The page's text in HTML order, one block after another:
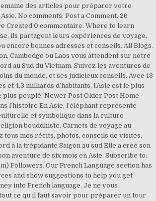
des articles pour préparer votre
No comments: Post a Comment. 26
Created 0 commentaire. Where to learn
ils partagent leurs expériences de voyage,
encore bonnes adresses et conseils. All Blogs.
Cambodge ou Laos vous attendent sur notre
au Sud du Vietnam. Suivez les aventures de
du monde, et ses judicieux conseils. Avec 43
et 4,3 milliards d’habitants, l’Asie est le plus
plus peuplé. Newer Post Older Post Home.
l’histoire En Asie, l’éléphant représente
et symbolique dans la culture
bouddhiste. Carnets de voyage au
tous mes récits, photos, conseils de visites,
à la trépidante Saigon au sud Elle a créé son
aventure de six mois en Asie. Subscribe to:
Followers. Our French Language section has
and show suggestions to help you get
into French language. Je ne vous
ce qu’il faut savoir pour préparer un tour